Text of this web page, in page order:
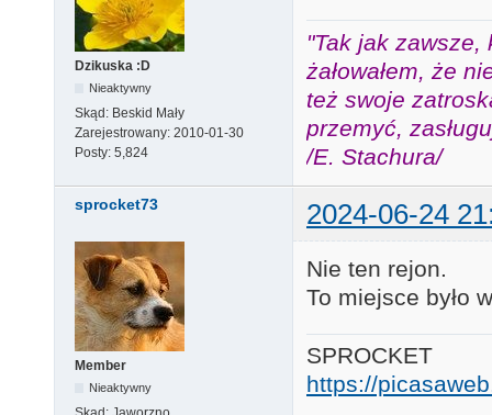
Dzikuska :D
Nieaktywny
Skąd: Beskid Mały
Zarejestrowany: 2010-01-30
Posty: 5,824
"Tak jak zawsze,
żałowałem, że
też swoje
przemyć,
/E. Stachura/
sprocket73 2024-06-24
Member
Nieaktywny
Nie ten rejon.
To miejsce było
SPROCKET
https://